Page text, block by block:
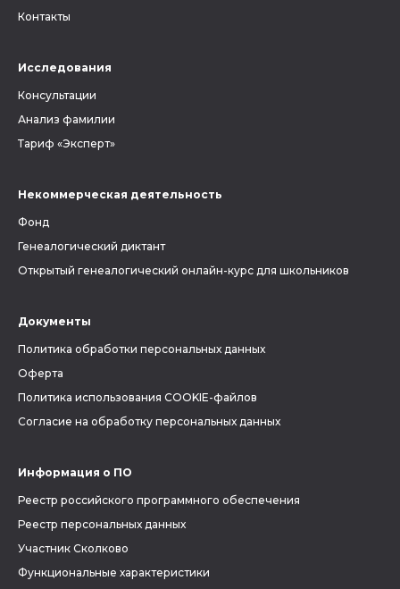
Контакты
Исследования
Консультации
Анализ фамилии
Тариф «Эксперт»
Некоммерческая деятельность
Фонд
Генеалогический диктант
Открытый генеалогический онлайн-курс для школьников
Документы
Политика обработки персональных данных
Оферта
Политика использования COOKIE-файлов
Согласие на обработку персональных данных
Информация о ПО
Реестр российского программного обеспечения
Реестр персональных данных
Участник Сколково
Функциональные характеристики